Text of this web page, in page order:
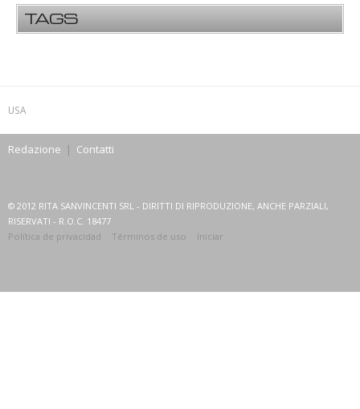
TAGS
USA
Redazione | Contatti
© 2012 RITA SANVINCENTI SRL - DIRITTI DI RIPRODUZIONE, ANCHE PARZIALI,
RISERVATI - R.O.C. 18477
Política de privacidad
Términos de uso Iniciar